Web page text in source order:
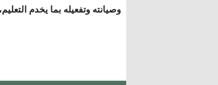
وصيانته وتفعيله بما يخدم